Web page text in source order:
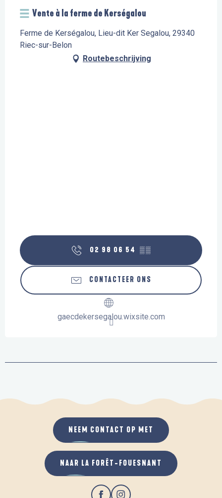
Vente à la ferme de Kerségalou
Ferme de Kerségalou, Lieu-dit Ker Segalou, 29340
Riec-sur-Belon
Routebeschrijving
02 98 06 54 ▒▒
CONTACTEER ONS
gaecdekersegalou.wixsite.com
NEEM CONTACT OP MET
NAAR LA FORÊT-FOUESNANT